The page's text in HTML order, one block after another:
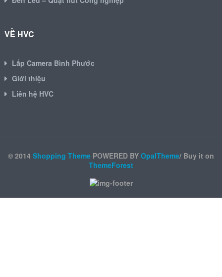
VỀ HVC
Lắp Camera Bình Phước
Giới thiệu
Liên hệ HVC
© 2014 Shopping Theme POWERED BY OpalTheme/ Buy it on
ThemeForest